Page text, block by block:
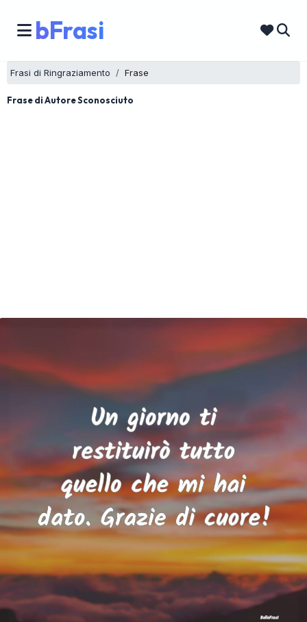
bFrasi
Frasi di Ringraziamento Frase
Frase di Autore Sconosciuto